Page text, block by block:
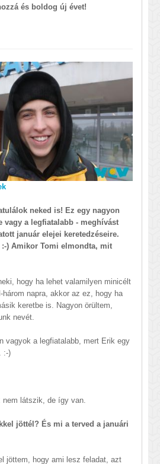
és boldog új évet!
neked is! Ez egy nagyon
vagy a legfiatalabb - meghívást
január elejei keretedzéseire.
) Amikor Tomi elmondta, mit
hogy ha lehet valamilyen minicélt
napra, akkor az ez, hogy ha
keretbe is. Nagyon örültem,
nevét.
vagyok a legfiatalabb, mert Erik egy
:-)
nem látszik, de így van.
jöttél? És mi a terved a januári
jöttem, hogy ami lesz feladat, azt